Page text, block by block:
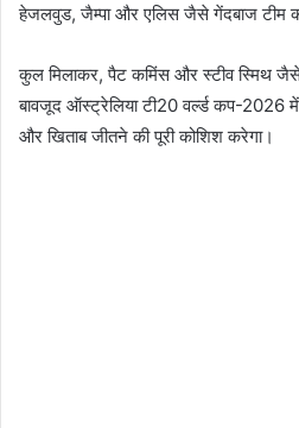
हेजलवुड, जैम्पा और एलिस जैसे गेंदबाज टीम
कुल मिलाकर, पैट कमिंस और स्टीव स्मिथ जैसे
बावजूद ऑस्ट्रेलिया टी20 वर्ल्ड कप-2026
और खिताब जीतने की पूरी कोशिश करेगा।